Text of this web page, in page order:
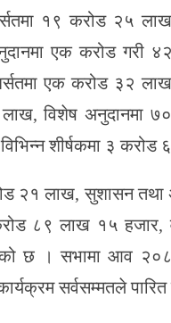
१९ करोड २५
एक करोड गरी
एक करोड ३२
विशेष अनुदानमा
शीर्षकमा ३
२१ लाख, सुशासन तथा
८९ लाख १५ हजार,
छ । सभामा आव
सर्वसम्मतले